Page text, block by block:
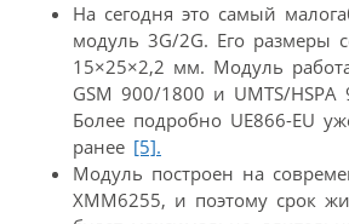
На сегодня это самый
модуль 3G/2G. Его размеры
15×25×2,2 мм. Модуль
GSM 900/1800 и UMTS/
Более подробно UE866-EU
ранее [5].
Модуль построен на
XMM6255, и поэтому срок